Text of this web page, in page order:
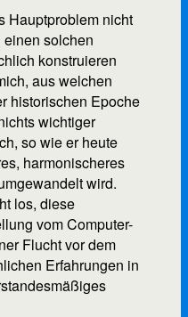
Hauptproblem nicht
solchen
konstruieren
aus welchen
historischen Epoche
wichtiger
so wie er heute
harmonischeres
wird.
los, diese
vom Computer-
Flucht vor dem
Erfahrungen in